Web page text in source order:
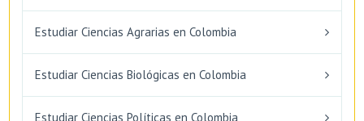
Estudiar Ciencias Agrarias en Colombia
Estudiar Ciencias Biológicas en Colombia
Estudiar Ciencias Políticas en Colombia